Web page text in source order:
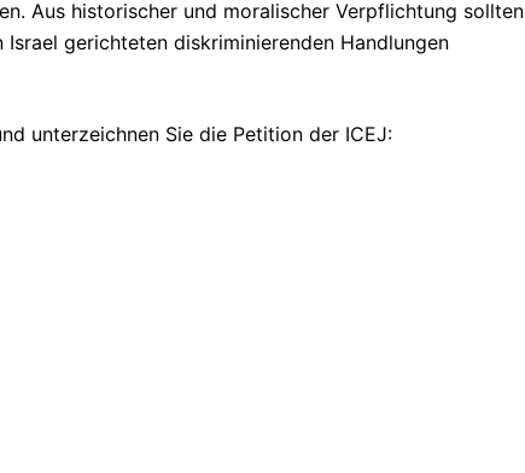
Aus historischer und moralischer Verpflichtung sollten
gerichteten diskriminierenden Handlungen
unterzeichnen Sie die Petition der ICEJ: